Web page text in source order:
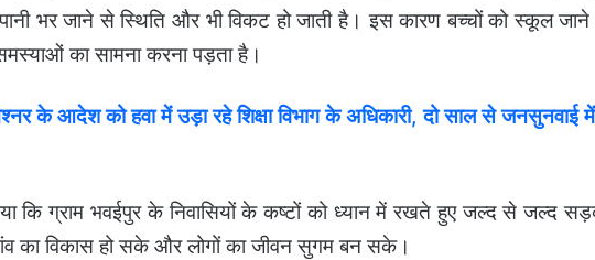
भर जाने से स्थिति और भी विकट हो जाती है। इस कारण बच्चों को स्कूल
का सामना करना पड़ता है।
के आदेश को हवा में उड़ा रहे शिक्षा विभाग के अधिकारी, दो साल से जनसुनवाई में
कि ग्राम भवईपुर के निवासियों के कष्टों को ध्यान में रखते हुए जल्द से जल्द
गांव का विकास हो सके और लोगों का जीवन सुगम बन सके।